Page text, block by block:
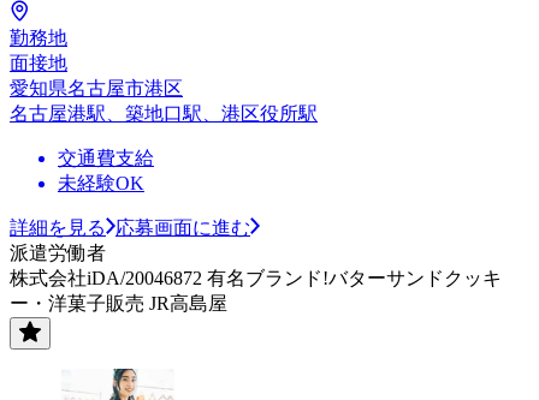
勤務地
面接地
愛知県名古屋市港区
名古屋港駅、築地口駅、港区役所駅
交通費支給
未経験OK
詳細を見る
応募画面に進む
派遣労働者
株式会社iDA/20046872 有名ブランド!バターサンドクッキ
ー・洋菓子販売 JR高島屋